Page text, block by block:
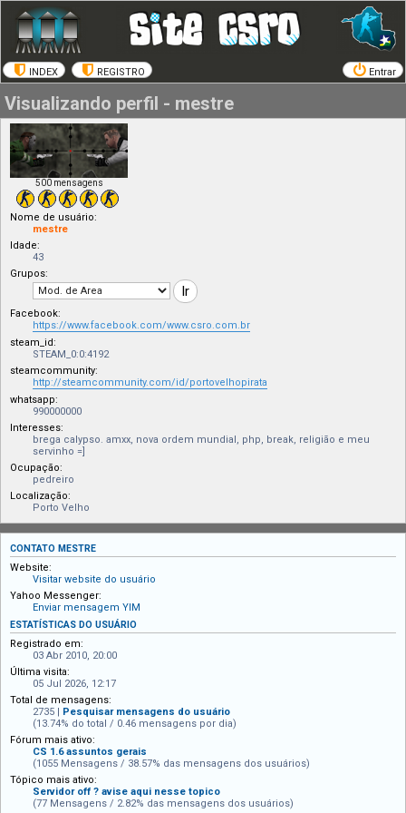
INDEX REGISTRO Entrar
Visualizando perfil - mestre
500 mensagens
Nome de usuário:
mestre
Idade:
43
Grupos:
Facebook:
https://www.facebook.com/www.csro.com.br
steam_id:
STEAM_0:0:4192
steamcommunity:
http://steamcommunity.com/id/portovelhopirata
whatsapp:
990000000
Interesses:
brega calypso. amxx, nova ordem mundial, php, break, religião e meu
servinho =]
Ocupação:
pedreiro
Localização:
Porto Velho
CONTATO MESTRE
Website:
Visitar website do usuário
Yahoo Messenger:
Enviar mensagem YIM
ESTATÍSTICAS DO USUÁRIO
Registrado em:
03 Abr 2010, 20:00
Última visita:
05 Jul 2026, 12:17
Total de mensagens:
2735 | Pesquisar mensagens do usuário
(13.74% do total / 0.46 mensagens por dia)
Fórum mais ativo:
CS 1.6 assuntos gerais
(1055 Mensagens / 38.57% das mensagens dos usuários)
Tópico mais ativo:
Servidor off ? avise aqui nesse topico
(77 Mensagens / 2.82% das mensagens dos usuários)